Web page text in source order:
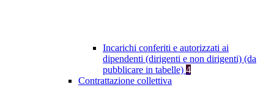
Incarichi conferiti e autorizzati ai
dipendenti (dirigenti e non dirigenti) (da
pubblicare in tabelle) 4
Contrattazione collettiva